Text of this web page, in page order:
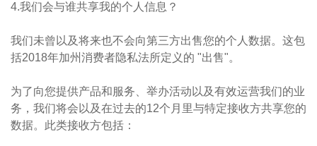
4.我们会与谁共享我的个人信息？​
我们未曾以及将来也不会向第三方出售您的个人数据。这包
括2018年加州消费者隐私法所定义的 "出售"。
为了向您提供产品和服务、举办活动以及有效运营我们的业
务，我们将会以及在过去的12个月里与特定接收方共享您的
数据。此类接收方包括：